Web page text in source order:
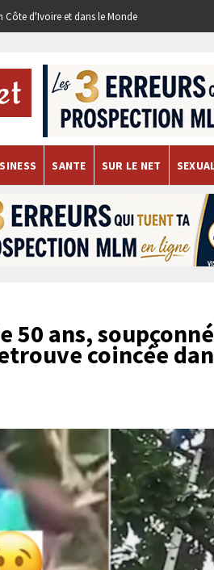
Côte d'Ivoire et dans le Monde
SANTE SUR LE NET
50 ans,
coincée